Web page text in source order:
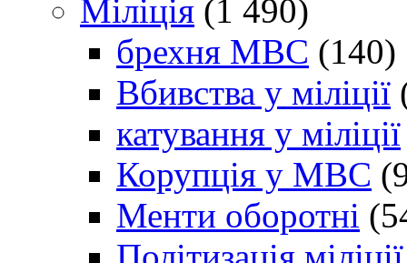
Міліція (1 490)
брехня МВС (140)
Вбивства у міліції
катування у міліції
Корупція у МВС
Менти оборотні